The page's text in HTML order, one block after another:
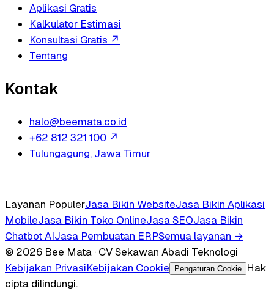
Aplikasi Gratis
Kalkulator Estimasi
Konsultasi Gratis ↗
Tentang
Kontak
halo@beemata.co.id
+62 812 321 100 ↗
Tulungagung, Jawa Timur
Layanan PopulerJasa Bikin WebsiteJasa Bikin Aplikasi
MobileJasa Bikin Toko OnlineJasa SEOJasa Bikin
Chatbot AIJasa Pembuatan ERPSemua layanan →
© 2026 Bee Mata · CV Sekawan Abadi Teknologi
Kebijakan PrivasiKebijakan Cookie Pengaturan Cookie
Hak
cipta dilindungi.